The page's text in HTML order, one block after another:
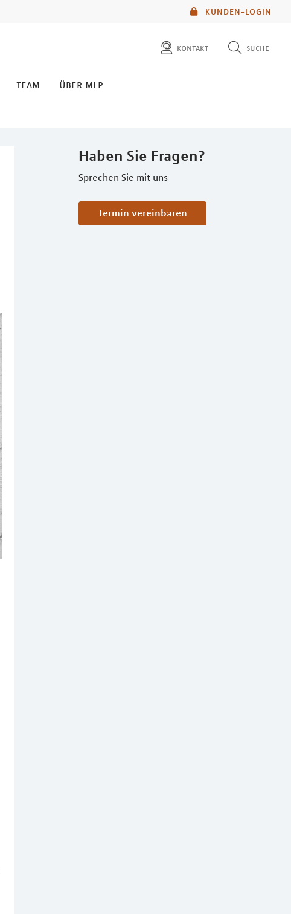
KUNDEN-LOGIN
kontakt suche
team über mlp
Haben Sie Fragen?
Sprechen Sie mit uns
Termin vereinbaren